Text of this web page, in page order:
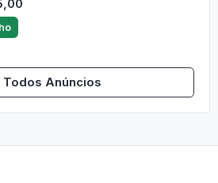
Todos Anúncios